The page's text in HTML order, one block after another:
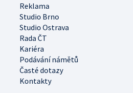
Reklama
Studio Brno
Studio Ostrava
Rada ČT
Kariéra
Podávání námětů
Časté dotazy
Kontakty